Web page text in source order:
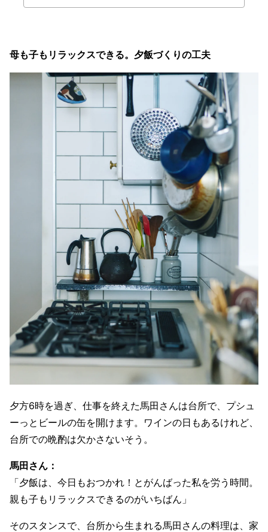
母も子もリラックスできる。夕飯づくりの工夫
夕方6時を過ぎ、仕事を終えた馬田さんは台所で、プシュ
ーっとビールの缶を開けます。ワインの日もあるけれど、
台所での晩酌は欠かさないそう。
馬田さん：
「夕飯は、今日もおつかれ！とがんばった私を労う時間。
親も子もリラックスできるのがいちばん」
そのスタンスで、台所から生まれる馬田さんの料理は、家